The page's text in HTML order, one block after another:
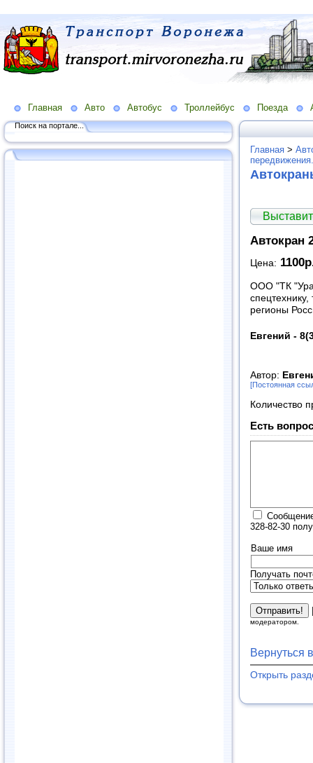
Главная Авто Автобус Троллейбус Поезда
Поиск на портале...
Главная >
Автокран
Цена:
ООО "ТК
регионы
Евгений -
Автор:
[Постоянная
Количество
Есть
328-82-30
Ваше имя
Получать
модератором.
Вернуться
Открыть